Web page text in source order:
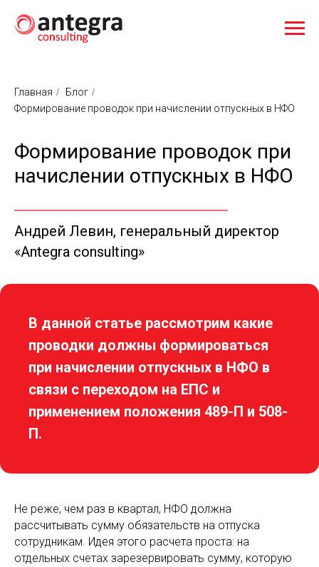
Главная / Блог /
Формирование проводок при начислении отпускных в НФО
Формирование проводок при
начислении отпускных в НФО
Андрей Левин, генеральный директор
«Antegra consulting»
В данной статье рассмотрим какие
проводки должны формироваться
при начислении отпускных в НФО в
связи с переходом на ЕПС и
применением положения 489-П и 508-
П.
Не реже, чем раз в квартал, НФО должна
рассчитывать сумму обязательств на отпуска
сотрудникам. Идея этого расчета проста: на
отдельных счетах зарезервировать сумму, которую